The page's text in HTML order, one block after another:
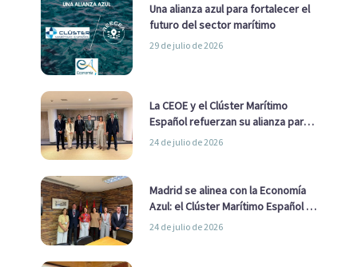
Una alianza azul para fortalecer el
futuro del sector marítimo
29 de julio de 2026
La CEOE y el Clúster Marítimo
Español refuerzan su alianza para
impulsar una estrategia Nacional
24 de julio de 2026
Madrid se alinea con la Economía
Azul: el Clúster Marítimo Español y
la Real Liga Naval avanzan alianzas
24 de julio de 2026